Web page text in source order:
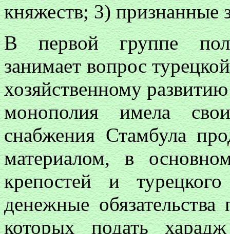
княжеств; 3) признанные
В первой группе
занимает вопрос
хозяйственному
монополия имела
снабжения Стамбула
материалом, в
крепостей и
денежные
которых подать